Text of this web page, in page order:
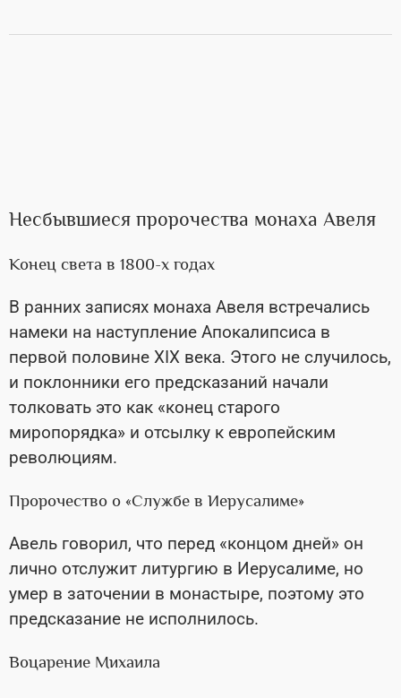
Несбывшиеся пророчества монаха Авеля
Конец света в 1800-х годах
В ранних записях монаха Авеля встречались
намеки на наступление Апокалипсиса в
первой половине XIX века. Этого не случилось,
и поклонники его предсказаний начали
толковать это как «конец старого
миропорядка» и отсылку к европейским
революциям.
Пророчество о «Службе в Иерусалиме»
Авель говорил, что перед «концом дней» он
лично отслужит литургию в Иерусалиме, но
умер в заточении в монастыре, поэтому это
предсказание не исполнилось.
Воцарение Михаила